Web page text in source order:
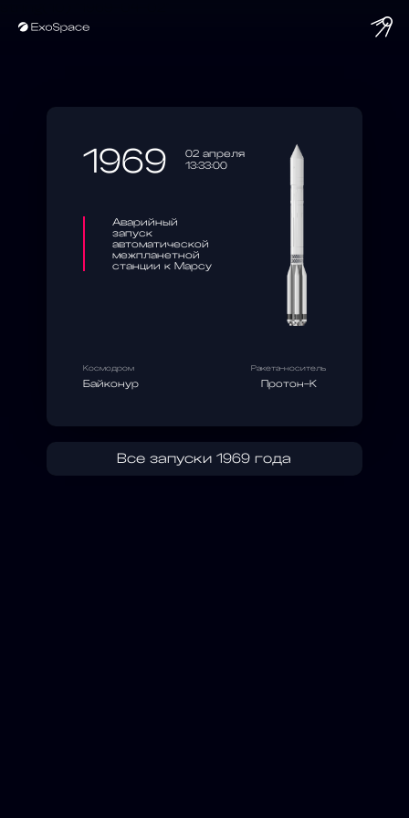
1969
02 апреля
13:33:00
Аварийный
запуск
автоматической
межпланетной
станции к Марсу
Космодром
Байконур
Ракета-носитель
Протон-К
Все запуски 1969 года